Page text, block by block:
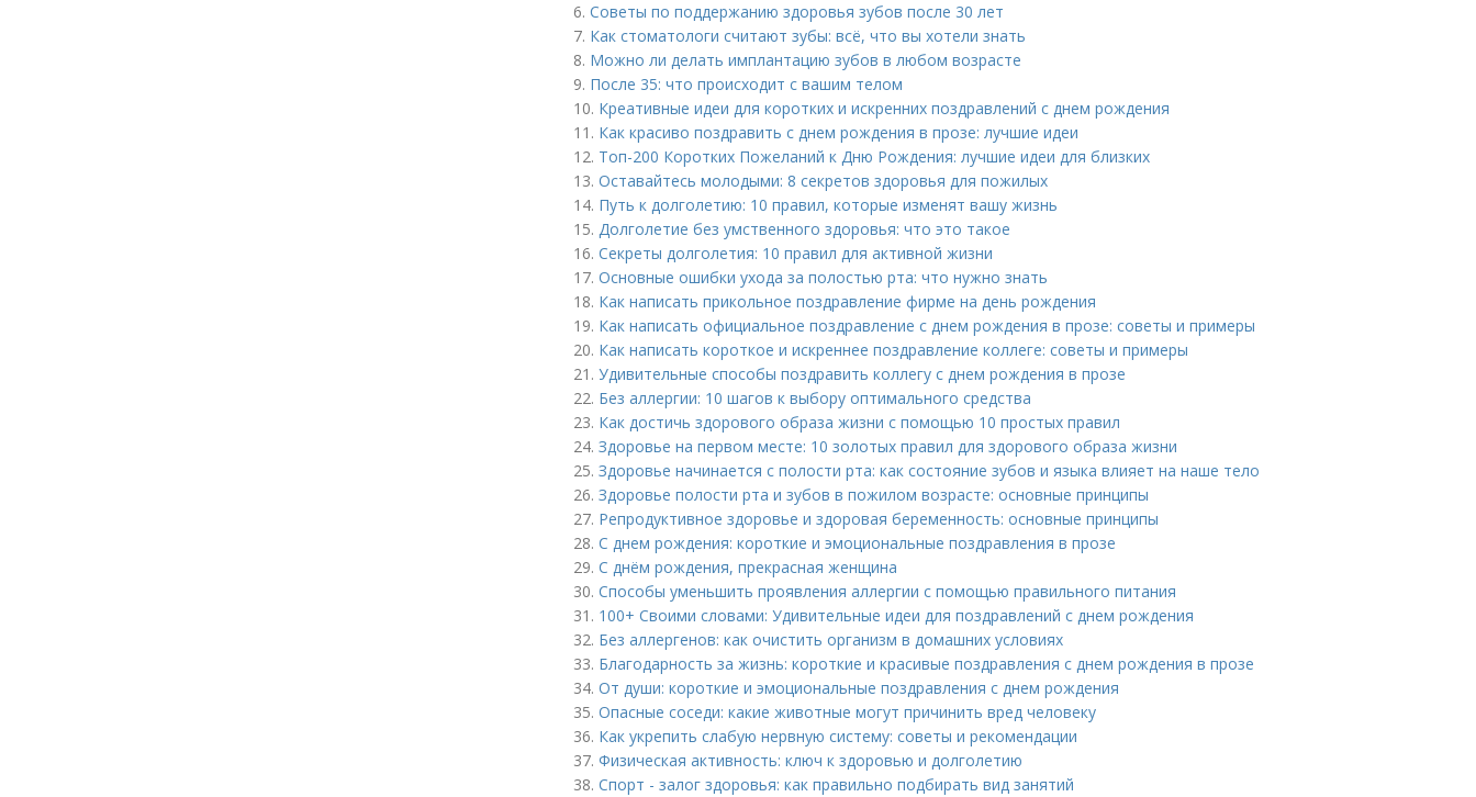
6. Советы по поддержанию здоровья зубов после 30 лет
7. Как стоматологи считают зубы: всё, что вы хотели знать
8. Можно ли делать имплантацию зубов в любом возрасте
9. После 35: что происходит с вашим телом
10. Креативные идеи для коротких и искренних поздравлений с днем рождения
11. Как красиво поздравить с днем рождения в прозе: лучшие идеи
12. Топ-200 Коротких Пожеланий к Дню Рождения: лучшие идеи для близких
13. Оставайтесь молодыми: 8 секретов здоровья для пожилых
14. Путь к долголетию: 10 правил, которые изменят вашу жизнь
15. Долголетие без умственного здоровья: что это такое
16. Секреты долголетия: 10 правил для активной жизни
17. Основные ошибки ухода за полостью рта: что нужно знать
18. Как написать прикольное поздравление фирме на день рождения
19. Как написать официальное поздравление с днем рождения в прозе: советы и примеры
20. Как написать короткое и искреннее поздравление коллеге: советы и примеры
21. Удивительные способы поздравить коллегу с днем рождения в прозе
22. Без аллергии: 10 шагов к выбору оптимального средства
23. Как достичь здорового образа жизни с помощью 10 простых правил
24. Здоровье на первом месте: 10 золотых правил для здорового образа жизни
25. Здоровье начинается с полости рта: как состояние зубов и языка влияет на наше тело
26. Здоровье полости рта и зубов в пожилом возрасте: основные принципы
27. Репродуктивное здоровье и здоровая беременность: основные принципы
28. С днем рождения: короткие и эмоциональные поздравления в прозе
29. С днём рождения, прекрасная женщина
30. Способы уменьшить проявления аллергии с помощью правильного питания
31. 100+ Своими словами: Удивительные идеи для поздравлений с днем рождения
32. Без аллергенов: как очистить организм в домашних условиях
33. Благодарность за жизнь: короткие и красивые поздравления с днем рождения в прозе
34. От души: короткие и эмоциональные поздравления с днем рождения
35. Опасные соседи: какие животные могут причинить вред человеку
36. Как укрепить слабую нервную систему: советы и рекомендации
37. Физическая активность: ключ к здоровью и долголетию
38. Спорт - залог здоровья: как правильно подбирать вид занятий